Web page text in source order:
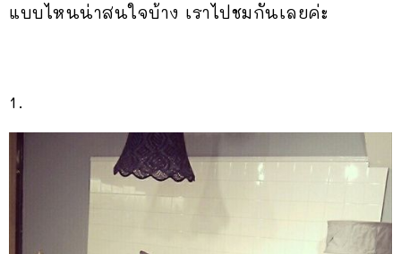
แบบไหนน่าสนใจบ้าง เราไปชมกันเลยค่ะ
1.